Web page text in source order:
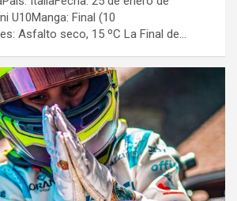
U10Manga: Final (10
Asfalto seco, 15 ºC La Final de…